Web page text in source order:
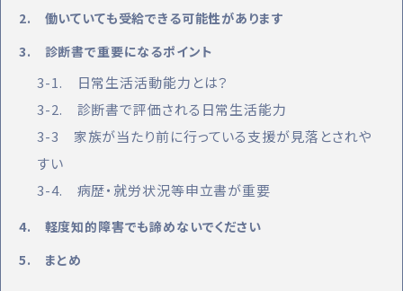
2. 働いていても受給できる可能性があります
3. 診断書で重要になるポイント
3-1. 日常生活活動能力とは？
3-2. 診断書で評価される日常生活能力
3-3 家族が当たり前に行っている支援が見落とされや
すい
3-4. 病歴・就労状況等申立書が重要
4. 軽度知的障害でも諦めないでください
5. まとめ